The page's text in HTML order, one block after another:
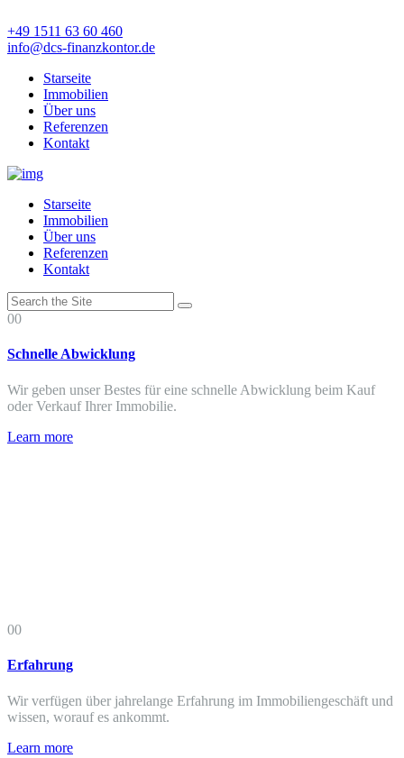
+49 1511 63 60 460
info@dcs-finanzkontor.de
Starseite
Immobilien
Über uns
Referenzen
Kontakt
Starseite
Immobilien
Über uns
Referenzen
Kontakt
00
Schnelle Abwicklung
Wir geben unser Bestes für eine schnelle Abwicklung beim Kauf
oder Verkauf Ihrer Immobilie.
Learn more
00
Erfahrung
Wir verfügen über jahrelange Erfahrung im Immobiliengeschäft und
wissen, worauf es ankommt.
Learn more